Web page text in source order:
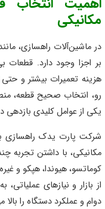
مکانیکی
در ماشین‌آلات راهسازی،
بر اجزا وجود دارد.
هزینه تعمیرات بیشتر و
رو، انتخاب صحیح قطعه،
یکی از عوامل کلیدی بازدهی
شرکت پارت یدک راهسازی
مکانیکی، با داشتن تجربه‌
کوماتسو، هیوندا، هپکو و
از بازار و نیازهای
دوام و عملکرد دستگاه را بالا